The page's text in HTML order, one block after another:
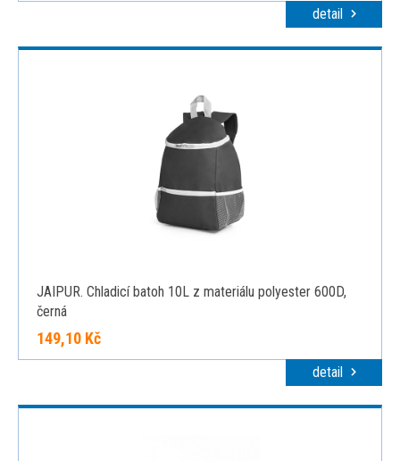
detail
JAIPUR. Chladicí batoh 10L z materiálu polyester 600D,
černá
149,10 Kč
detail